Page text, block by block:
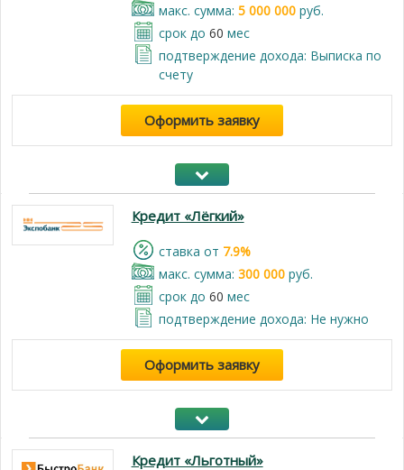
макс. сумма: 5 000 000руб.
срок до 60 мес
подтверждение дохода: Выписка по
счету
Оформить заявку
Кредит «Лёгкий»
cтавка от 7.9%
макс. сумма: 300 000руб.
срок до 60 мес
подтверждение дохода: Не нужно
Оформить заявку
Кредит «Льготный»